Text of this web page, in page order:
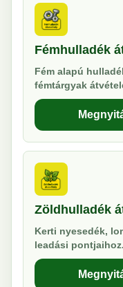
Fémhulladék
Fém alapú
fémtárgyak
Zöldhulladék
Kerti nyesedék,
leadási pontjaihoz.